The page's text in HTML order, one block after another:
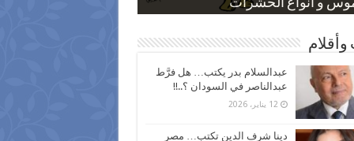
و أنواع الحشرات
بعد ارتفاع الأسعار
نسبة الطلاق في مصر
كاركاتيرية
كاركاتيرية
وأقلام
عبدالسلام بدر يكتب… هل فرَّط
عبدالناصر في السودان ؟..!!
12 يناير، 2026
دينا شرف الدين تكتب… مصر